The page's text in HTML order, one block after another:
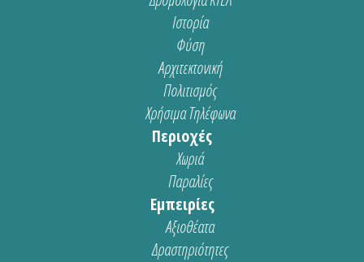
Ιστορία
Φύση
Αρχιτεκτονική
Πολιτισμός
Χρήσιμα Τηλέφωνα
Περιοχές
Χωριά
Παραλίες
Εμπειρίες
Αξιοθέατα
Δραστηριότητες